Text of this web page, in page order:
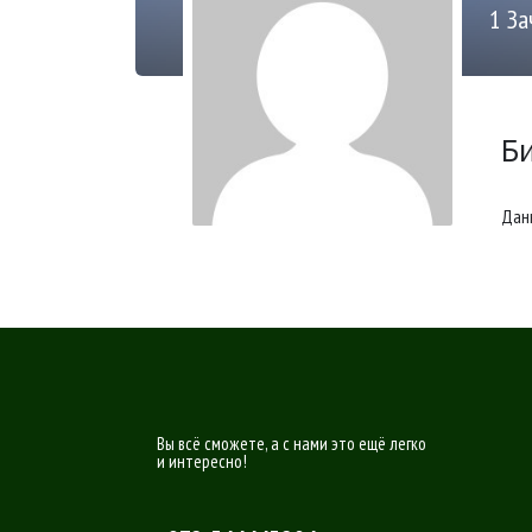
1
Вы всё сможете, а с нами это ещё легко
и интересно!